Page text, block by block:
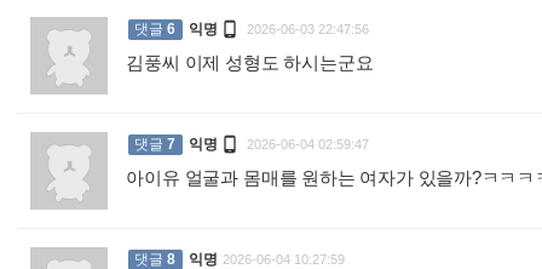
댓글 6 익명  2026-06-03 22:47:56
김풍씨 이제 성형도 하시는군요
댓글 7 익명  2026-06-04 02:59:47
아이유 얼굴과 몸매를 원하는 여자가 있을까?ㅋㅋ
댓글 8 익명 2026-06-04 10:27:59